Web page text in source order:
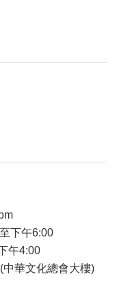
下午6:00
午4:00
華文化總會大樓)